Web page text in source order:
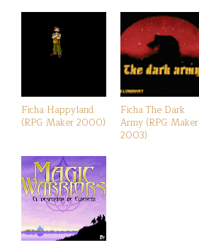
Ficha Happyland
(RPG Maker 2000)
Ficha The Dark
Army (RPG Maker
2003)